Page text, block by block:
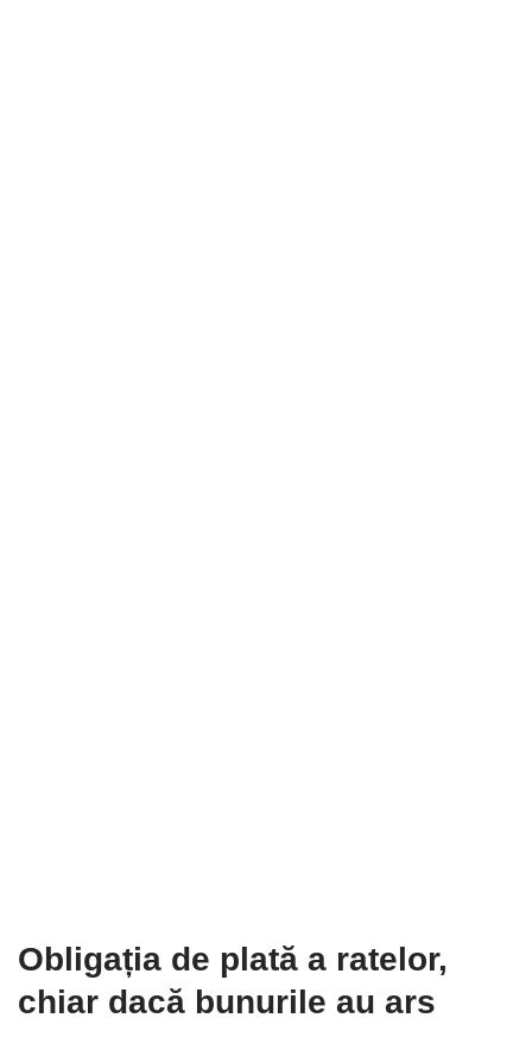
Obligația de plată a ratelor,
chiar dacă bunurile au ars